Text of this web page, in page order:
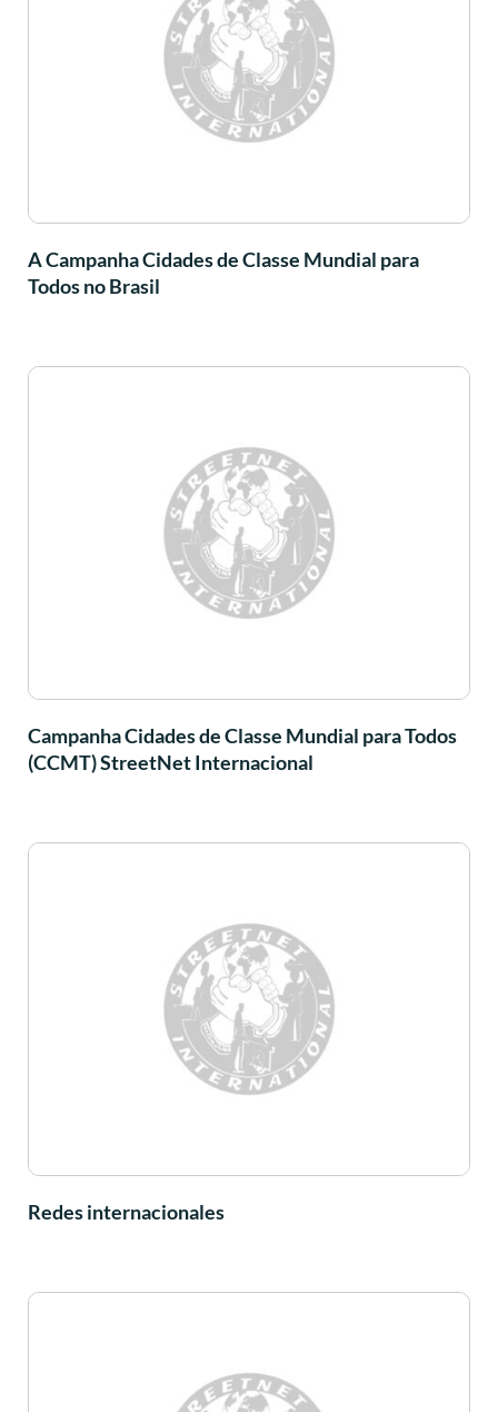
A Campanha Cidades de Classe Mundial para
Todos no Brasil
Campanha Cidades de Classe Mundial para Todos
(CCMT) StreetNet Internacional
Redes internacionales